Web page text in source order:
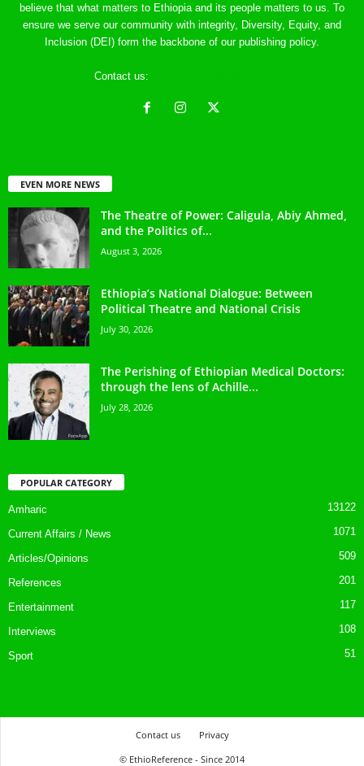
believe that what matters to Ethiopia and its people matters to us. To
ensure we serve our community with integrity, Diversity, Equity, and
Inclusion (DEI) form the backbone of our publishing policy.
Contact us:
EVEN MORE NEWS
The Theatre of Power: Caligula, Abiy Ahmed,
and the Politics of...
August 3, 2026
Ethiopia’s National Dialogue: Between
Political Theatre and National Crisis
July 30, 2026
The Perishing of Ethiopian Medical Doctors:
through the lens of Achille...
July 28, 2026
POPULAR CATEGORY
Amharic 13122
Current Affairs / News 1071
Articles/Opinions 509
References 201
Entertainment 117
Interviews 108
Sport 51
Contact us
Privacy
© EthioReference - Since 2014